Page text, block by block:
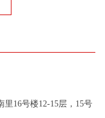
16号楼12-15层，15号